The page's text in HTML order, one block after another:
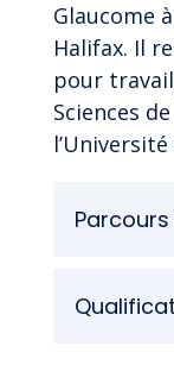
Glaucome
Halifax. Il
pour
Sciences